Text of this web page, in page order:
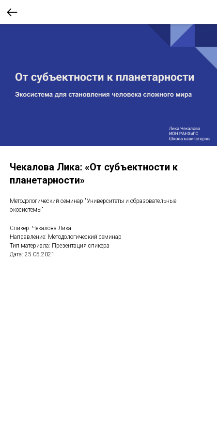
Чекалова Лика: «От субъектности к
планетарности»
Методологический семинар "Университеты и образовательные
экосистемы"
Спикер: Чекалова Лика
Направление: Методологический семинар
Тип материала: Презентация спикера
Дата: 25.05.2021